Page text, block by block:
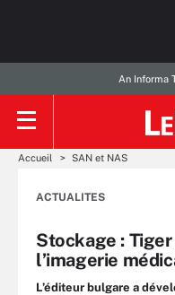
An Informa
Accueil SAN et NAS
ACTUALITES
Stockage :
l’imagerie
L’éditeur bulgare a